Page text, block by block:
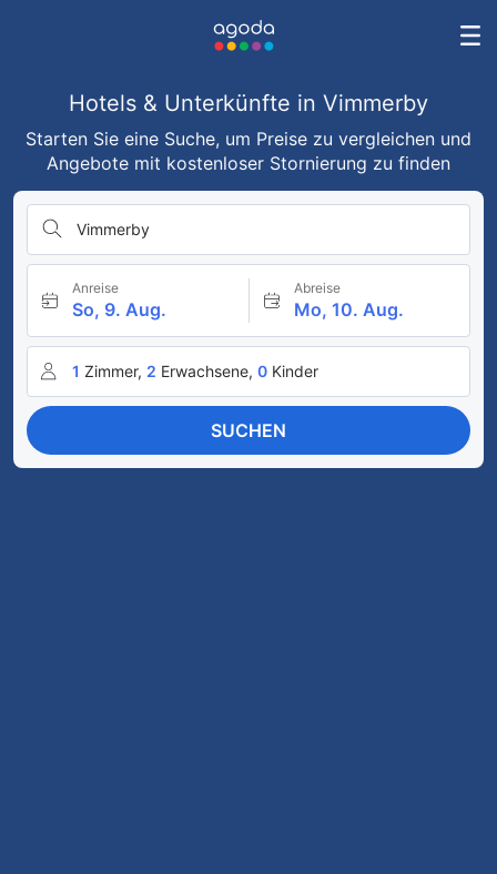
Hotels & Unterkünfte in Vimmerby
Starten Sie eine Suche, um Preise zu vergleichen und
Angebote mit kostenloser Stornierung zu finden
Vimmerby
Anreise
So, 9. Aug.
Abreise
Mo, 10. Aug.
1 Zimmer, 2 Erwachsene, 0 Kinder
SUCHEN